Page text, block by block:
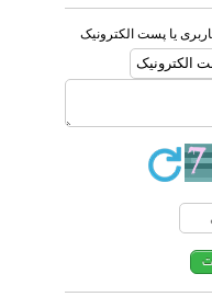
یا پست الکترونیک